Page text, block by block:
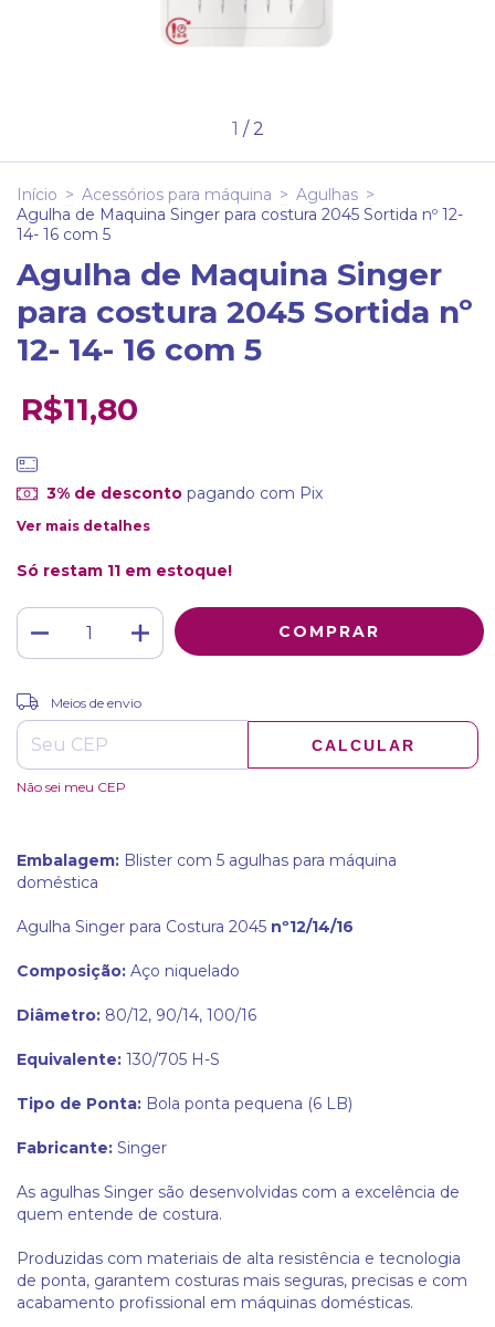
1 / 2
Início > Acessórios para máquina > Agulhas >
Agulha de Maquina Singer para costura 2045 Sortida nº 12-
14- 16 com 5
Agulha de Maquina Singer
para costura 2045 Sortida nº
12- 14- 16 com 5
R$11,80
3% de descontopagando com Pix
Ver mais detalhes
Só restam 11 em estoque!
Entregas para o CEP:
Meios de envio
CALCULAR
Não sei meu CEP
Embalagem: Blister com 5 agulhas para máquina
doméstica
Agulha Singer para Costura 2045 nº12/14/16
Composição: Aço niquelado
Diâmetro: 80/12, 90/14, 100/16
Equivalente: 130/705 H-S
Tipo de Ponta: Bola ponta pequena (6 LB)
Fabricante: Singer
As agulhas Singer são desenvolvidas com a excelência de
quem entende de costura.
Produzidas com materiais de alta resistência e tecnologia
de ponta, garantem costuras mais seguras, precisas e com
acabamento profissional em máquinas domésticas.